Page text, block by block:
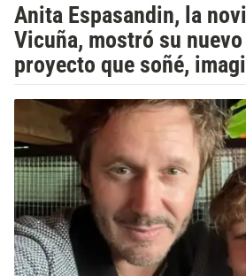
Anita Espasandin, la
Vicuña, mostró su
proyecto que soñé,